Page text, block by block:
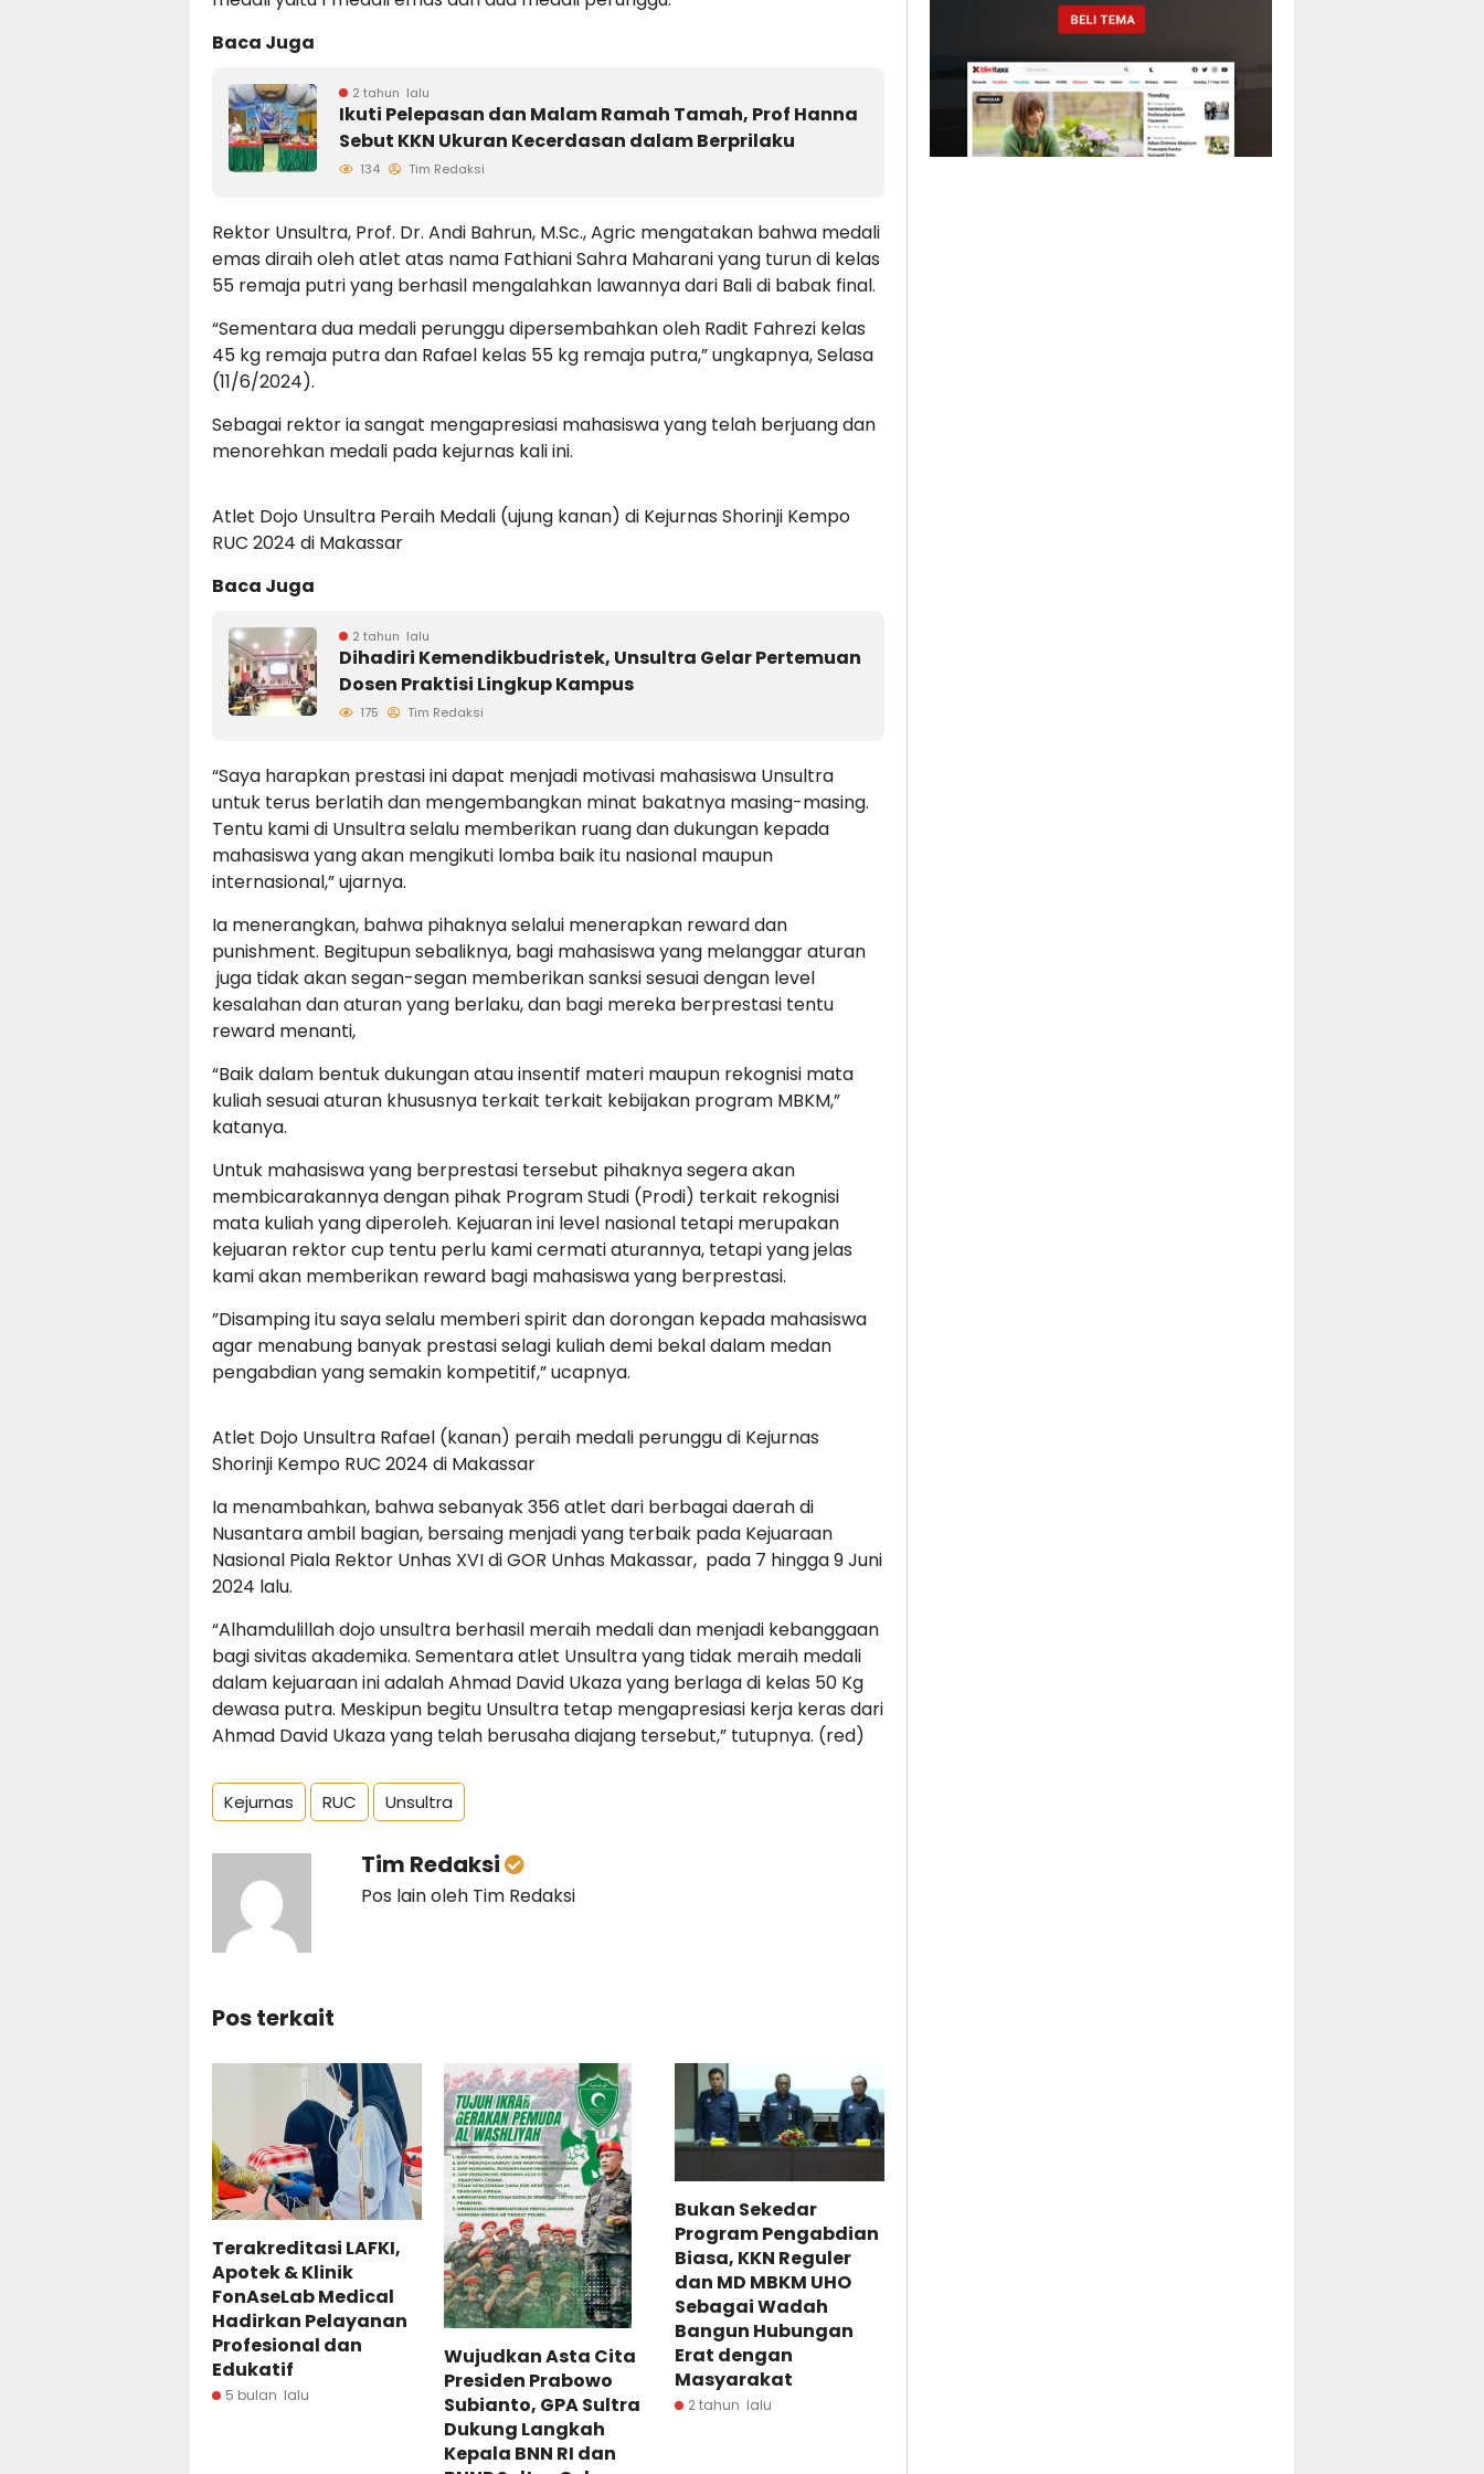
Baca Juga
2 tahun lalu
Ikuti Pelepasan dan Malam Ramah Tamah, Prof Hanna
Sebut KKN Ukuran Kecerdasan dalam Berprilaku
134 Tim Redaksi
Rektor Unsultra, Prof. Dr. Andi Bahrun, M.Sc., Agric mengatakan bahwa medali
emas diraih oleh atlet atas nama Fathiani Sahra Maharani yang turun di kelas
55 remaja putri yang berhasil mengalahkan lawannya dari Bali di babak final.
“Sementara dua medali perunggu dipersembahkan oleh Radit Fahrezi kelas
45 kg remaja putra dan Rafael kelas 55 kg remaja putra,” ungkapnya, Selasa
(11/6/2024).
Sebagai rektor ia sangat mengapresiasi mahasiswa yang telah berjuang dan
menorehkan medali pada kejurnas kali ini.
Atlet Dojo Unsultra Peraih Medali (ujung kanan) di Kejurnas Shorinji Kempo
RUC 2024 di Makassar
Baca Juga
2 tahun lalu
Dihadiri Kemendikbudristek, Unsultra Gelar Pertemuan
Dosen Praktisi Lingkup Kampus
175 Tim Redaksi
“Saya harapkan prestasi ini dapat menjadi motivasi mahasiswa Unsultra
untuk terus berlatih dan mengembangkan minat bakatnya masing-masing.
Tentu kami di Unsultra selalu memberikan ruang dan dukungan kepada
mahasiswa yang akan mengikuti lomba baik itu nasional maupun
internasional,” ujarnya.
Ia menerangkan, bahwa pihaknya selalui menerapkan reward dan
punishment. Begitupun sebaliknya, bagi mahasiswa yang melanggar aturan
juga tidak akan segan-segan memberikan sanksi sesuai dengan level
kesalahan dan aturan yang berlaku, dan bagi mereka berprestasi tentu
reward menanti,
“Baik dalam bentuk dukungan atau insentif materi maupun rekognisi mata
kuliah sesuai aturan khususnya terkait terkait kebijakan program MBKM,”
katanya.
Untuk mahasiswa yang berprestasi tersebut pihaknya segera akan
membicarakannya dengan pihak Program Studi (Prodi) terkait rekognisi
mata kuliah yang diperoleh. Kejuaran ini level nasional tetapi merupakan
kejuaran rektor cup tentu perlu kami cermati aturannya, tetapi yang jelas
kami akan memberikan reward bagi mahasiswa yang berprestasi.
”Disamping itu saya selalu memberi spirit dan dorongan kepada mahasiswa
agar menabung banyak prestasi selagi kuliah demi bekal dalam medan
pengabdian yang semakin kompetitif,” ucapnya.
Atlet Dojo Unsultra Rafael (kanan) peraih medali perunggu di Kejurnas
Shorinji Kempo RUC 2024 di Makassar
Ia menambahkan, bahwa sebanyak 356 atlet dari berbagai daerah di
Nusantara ambil bagian, bersaing menjadi yang terbaik pada Kejuaraan
Nasional Piala Rektor Unhas XVI di GOR Unhas Makassar, pada 7 hingga 9 Juni
2024 lalu.
“Alhamdulillah dojo unsultra berhasil meraih medali dan menjadi kebanggaan
bagi sivitas akademika. Sementara atlet Unsultra yang tidak meraih medali
dalam kejuaraan ini adalah Ahmad David Ukaza yang berlaga di kelas 50 Kg
dewasa putra. Meskipun begitu Unsultra tetap mengapresiasi kerja keras dari
Ahmad David Ukaza yang telah berusaha diajang tersebut,” tutupnya. (red)
Kejurnas RUC Unsultra
Tim Redaksi
Pos lain oleh Tim Redaksi
Pos terkait
Terakreditasi LAFKI,
Apotek & Klinik
FonAseLab Medical
Hadirkan Pelayanan
Profesional dan
Edukatif
5 bulan lalu
Wujudkan Asta Cita
Presiden Prabowo
Subianto, GPA Sultra
Dukung Langkah
Kepala BNN RI dan
Bukan Sekedar
Program Pengabdian
Biasa, KKN Reguler
dan MD MBKM UHO
Sebagai Wadah
Bangun Hubungan
Erat dengan
Masyarakat
2 tahun lalu